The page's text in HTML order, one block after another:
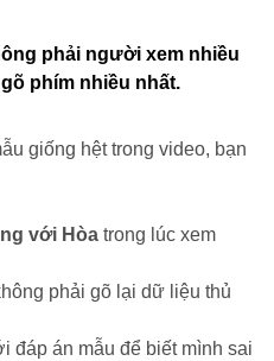
phải người xem nhiều
phím nhiều nhất.
giống hệt trong video, bạn
với Hòatrong lúc xem
phải gõ lại dữ liệu thủ
đáp án mẫu để biết mình sai